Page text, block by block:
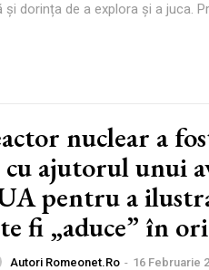
și dorința de a explora și a juca.
nuclear a
ajutorul unui
pentru a
fi „aduce” în
Autori Romeonet.ro - 16 Februarie